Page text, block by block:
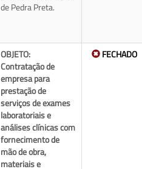
de Pedra Preta.
OBJETO:
Contratação de
empresa para
prestação de
serviços de exames
laboratoriais e
análises clínicas com
fornecimento de
mão de obra,
materiais e
FECHADO